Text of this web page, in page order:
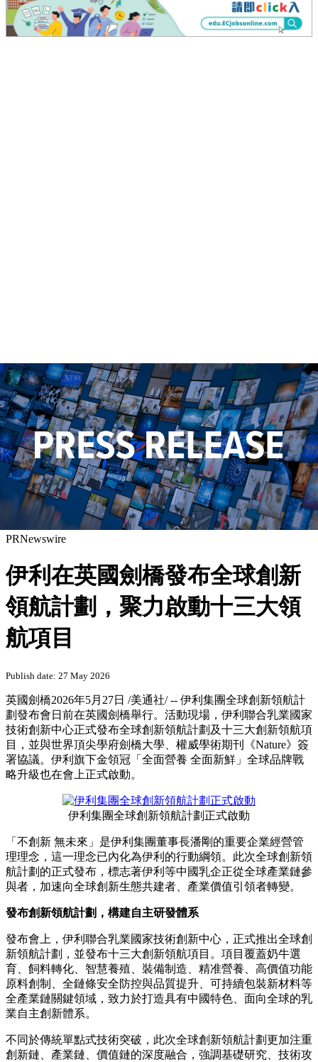
PRNewswire
伊利在英國劍橋發布全球創新
領航計劃，聚力啟動十三大領
航項目
Publish date: 27 May 2026
英國劍橋2026年5月27日 /美通社/ -- 伊利集團全球創新領航計
劃發布會日前在英國劍橋舉行。活動現場，伊利聯合乳業國家
技術創新中心正式發布全球創新領航計劃及十三大創新領航項
目，並與世界頂尖學府劍橋大學、權威學術期刊《Nature》簽
署協議。伊利旗下金領冠「全面營養 全面新鮮」全球品牌戰
略升級也在會上正式啟動。
伊利集團全球創新領航計劃正式啟動
「不創新 無未來」是伊利集團董事長潘剛的重要企業經營管
理理念，這一理念已內化為伊利的行動綱領。‌‌此次全球創新領
航計劃的正式發布，標志著伊利等中國乳企正從全球產業鏈參
與者，加速向全球創新生態共建者、產業價值引領者轉變。
發布創新領航計劃，構建自主研發體系
發布會上，伊利聯合乳業國家技術創新中心，正式推出全球創
新領航計劃，並發布十三大創新領航項目。項目覆蓋奶牛選
育、飼料轉化、智慧養殖、裝備制造、精准營養、高價值功能
原料創制、全鏈條安全防控與品質提升、可持續包裝新材料等
全產業鏈關鍵領域，致力於打造具有中國特色、面向全球的乳
業自主創新體系。
不同於傳統單點式技術突破，此次全球創新領航計劃更加注重
創新鏈、產業鏈、價值鏈的深度融合，強調基礎研究、技術攻